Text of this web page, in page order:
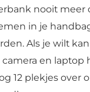
nooit meer
in je
Als je wilt kan
en laptop
12 plekjes over